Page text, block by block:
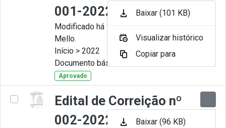
001-2022
Modificado há 11 Meses por Artur
Mello.
Início > 2022
Documento básico
Aprovado
Edital de Correição nº
002-2022
Baixar (101 KB)
Visualizar histórico
Copiar para
Baixar (96 KB)